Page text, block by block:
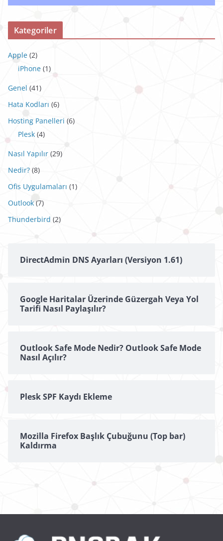
Kategoriler
Apple (2)
iPhone (1)
Genel (41)
Hata Kodları (6)
Hosting Panelleri (6)
Plesk (4)
Nasıl Yapılır (29)
Nedir? (8)
Ofis Uygulamaları (1)
Outlook (7)
Thunderbird (2)
DirectAdmin DNS Ayarları (Versiyon 1.61)
Google Haritalar Üzerinde Güzergah Veya Yol
Tarifi Nasıl Paylaşılır?
Outlook Safe Mode Nedir? Outlook Safe Mode
Nasıl Açılır?
Plesk SPF Kaydı Ekleme
Mozilla Firefox Başlık Çubuğunu (Top bar)
Kaldırma